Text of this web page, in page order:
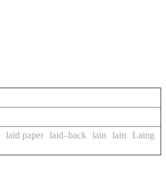
laid paper laid–back lain lain
Laing